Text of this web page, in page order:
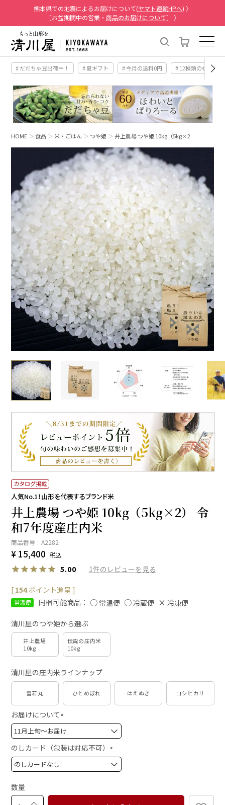
熊本県での地震によるお届けについて(ヤマト運輸HPへ) 〉
［お盆期間中の営業・ 商品のお届けについて］ 〉
# だだちゃ豆出荷中！ # 夏ギフト # 今月の送料0円 # 12種類の桃
HOME 食品 米・ごはん つや姫 井上農場 つや姫 10kg（5kg×2…
カタログ掲載
人気No.1！山形を代表するブランド米
井上農場 つや姫 10kg（5kg×2） 令
和7年度産庄内米
商品番号 A2282
¥ 15,400 税込
5.00 1
[ 154ポイント進呈 ]
常温便 同梱可能商品： 常温便 冷蔵便 冷凍便
清川屋のつや姫から選ぶ
井上農場
10kg
伝説の庄内米
10kg
清川屋の庄内米ラインナップ
雪若丸 ひとめぼれ はえぬき コシヒカリ
お届けについて
(
必
須
)
のしカード（包装は対応不可）
(
必
数量